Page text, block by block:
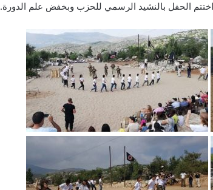
الحفل بالنشيد الرسمي للحزب وبخفض علم الدورة.